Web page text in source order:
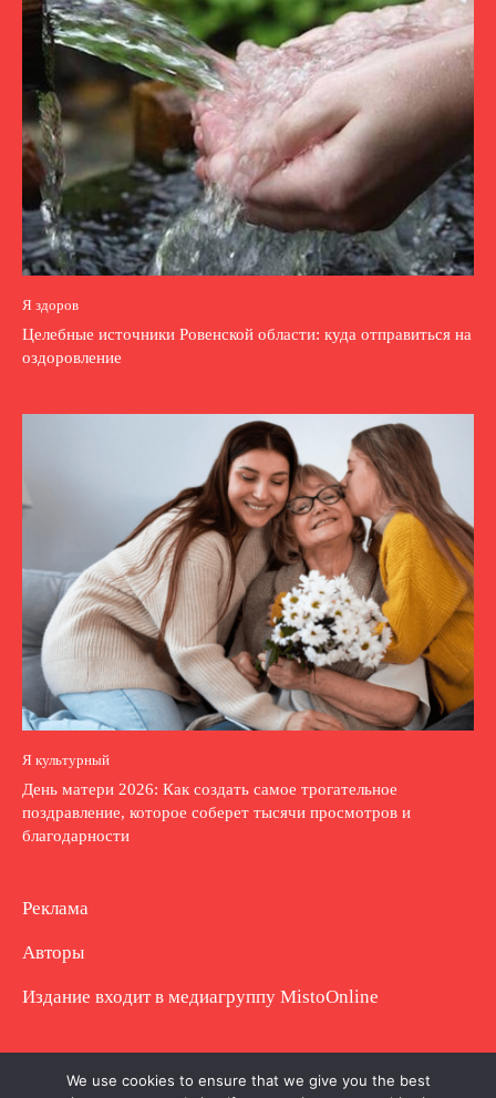
Я здоров
Целебные источники Ровенской области: куда отправиться на
оздоровление
Я культурный
День матери 2026: Как создать самое трогательное
поздравление, которое соберет тысячи просмотров и
благодарности
Реклама
Авторы
Издание входит в медиагруппу MistoOnline
Copyright © Полное использование материала
We use cookies to ensure that we give you the best